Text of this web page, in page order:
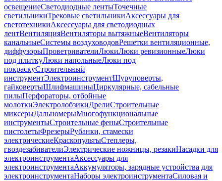
освещениеСветодиодные лентыТочечные
светильникиТрековые светильникиАксессуары для
светотехникиАксессуары для светодиодных
лентВентиляцияВентиляторы вытяжныеВентиляторы
канальныеСистемы воздуховодовРешетки вентиляционные,
диффузорыПроветривателиЛюкиЛюки ревизионныеЛюки
под плиткуЛюки напольныеЛюки под
покраскуСтроительный
инструментЭлектроинструментШуруповерты,
гайковертыШлифмашиныЦиркулярные, сабельные
пилыПерфораторы, отбойные
молоткиЭлектролобзикиДрелиСтроительные
миксерыДальномерыМногофункциональные
инструментыСтроительные феныСтроительные
пистолетыФрезерыРубанки, стамески
электрическиеКраскопультыСтеплеры,
гвоздезабивателиЭлектрические ножницы, резакиНасадки для
электроинструментаАксессуары для
электроинструментаАккумуляторы, зарядные устройства для
электроинструментаНаборы электроинструментаСиловая и